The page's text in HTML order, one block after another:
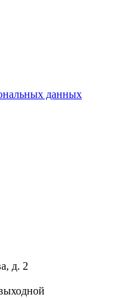
данных
д. 2